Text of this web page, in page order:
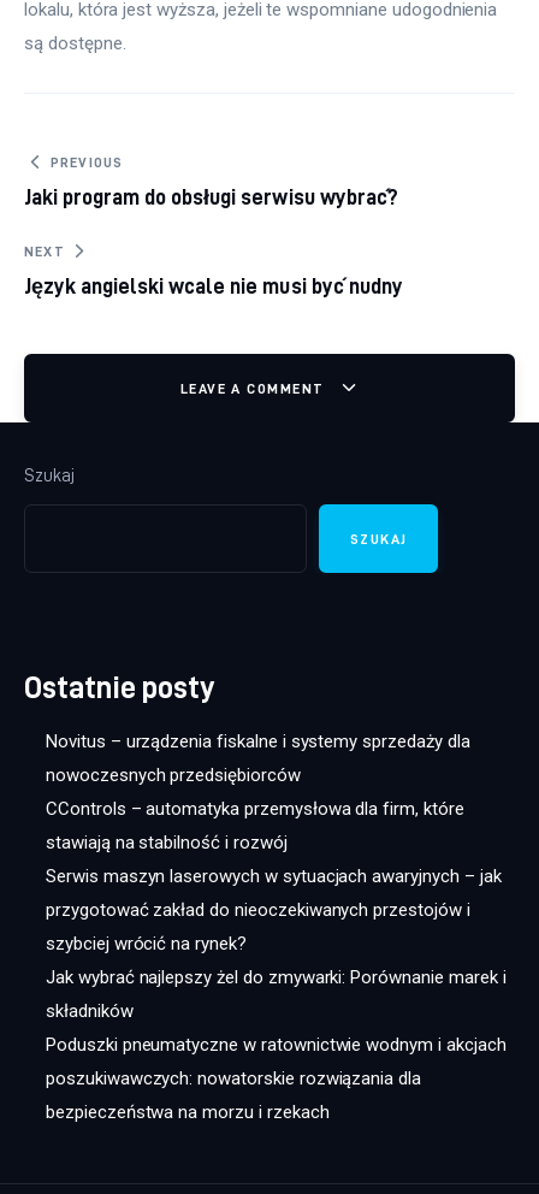
lokalu, która jest wyższa, jeżeli te wspomniane udogodnienia
są dostępne.
Nawigacja wpisu
PREVIOUS
Jaki program do obsługi serwisu wybrać?
NEXT
Język angielski wcale nie musi być nudny
LEAVE A COMMENT
Szukaj
SZUKAJ
Ostatnie posty
Novitus – urządzenia fiskalne i systemy sprzedaży dla
nowoczesnych przedsiębiorców
CControls – automatyka przemysłowa dla firm, które
stawiają na stabilność i rozwój
Serwis maszyn laserowych w sytuacjach awaryjnych – jak
przygotować zakład do nieoczekiwanych przestojów i
szybciej wrócić na rynek?
Jak wybrać najlepszy żel do zmywarki: Porównanie marek i
składników
Poduszki pneumatyczne w ratownictwie wodnym i akcjach
poszukiwawczych: nowatorskie rozwiązania dla
bezpieczeństwa na morzu i rzekach